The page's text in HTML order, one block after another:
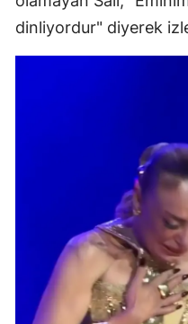
dinliyordur" diyerek